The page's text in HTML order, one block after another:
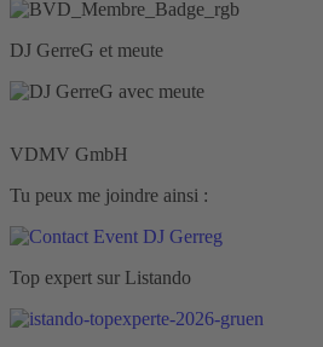
DJ GerreG et meute
VDMV GmbH
Tu peux me joindre ainsi :
Top expert sur Listando